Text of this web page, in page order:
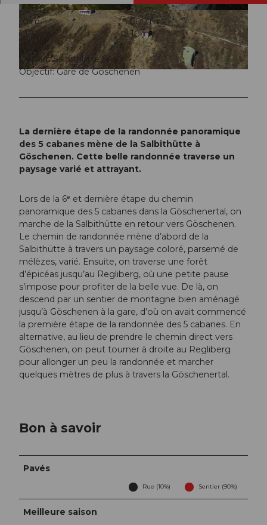
© Andermatt-Urserntal Tourismus GmbH, Ferienregion Andermatt
© Andermatt-Urserntal Tourismus GmbH, Ferie
nregion Andermatt
© Andermatt-Urserntal Tourismus GmbH, Ferie
nregion Andermatt
2:00 h
5,51 km
10 m
1.000 m
1.104 m
2.104 m
1.000 m
Départ: Salbithütte SAC
Objectif: Gare de Göschenen
La dernière étape de la randonnée panoramique
des 5 cabanes mène de la Salbithütte à
Göschenen. Cette belle randonnée traverse un
paysage varié et attrayant.
Lors de la 6ᵉ et dernière étape du chemin
panoramique des 5 cabanes dans la Göschenertal, on
marche de la Salbithütte en retour vers Göschenen.
Le chemin de randonnée mène d’abord de la
Salbithütte à travers un paysage coloré, parsemé de
mélèzes, varié. Ensuite, on traverse une forêt
d’épicéas jusqu’au Regliberg, où une petite pause
s’impose pour profiter de la belle vue. De là, on
descend par un sentier de montagne bien aménagé
jusqu’à Göschenen à la gare, d’où on avait commencé
la première étape de la randonnée des 5 cabanes. En
alternative, au lieu de prendre le chemin direct vers
Göschenen, on peut tourner à droite au Regliberg
pour allonger un peu la randonnée et marcher
quelques mètres de plus à travers la Göschenertal.
Bon à savoir
Pavés
Rue (10%) Sentier (90%)
Meilleure saison